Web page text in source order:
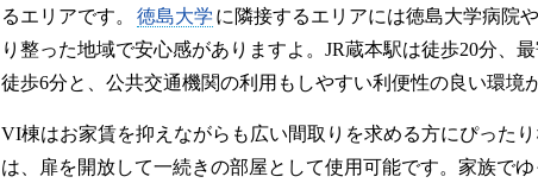
るエリアです。
徳島大学 に隣接するエリアには徳島大学病院
り整った地域で安心感がありますよ。JR蔵本駅は徒歩20分、
徒歩6分と、公共交通機関の利用もしやすい利便性の良い環境
VI棟はお家賃を抑えながらも広い間取りを求める方にぴったり
は、扉を開放して一続きの部屋として使用可能です。家族で